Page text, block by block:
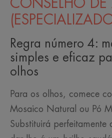
CONSELHO
Regra número 4:
simples e eficaz
olhos
Para os olhos, comece
Mosaico Natural ou Pó
Substituirá